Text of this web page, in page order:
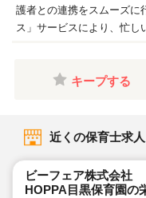
護者との連携をスムーズに
ス」サービスにより、忙し
キープする
近くの保育士求人
ビーフェア株式会社
HOPPA目黒保育園の